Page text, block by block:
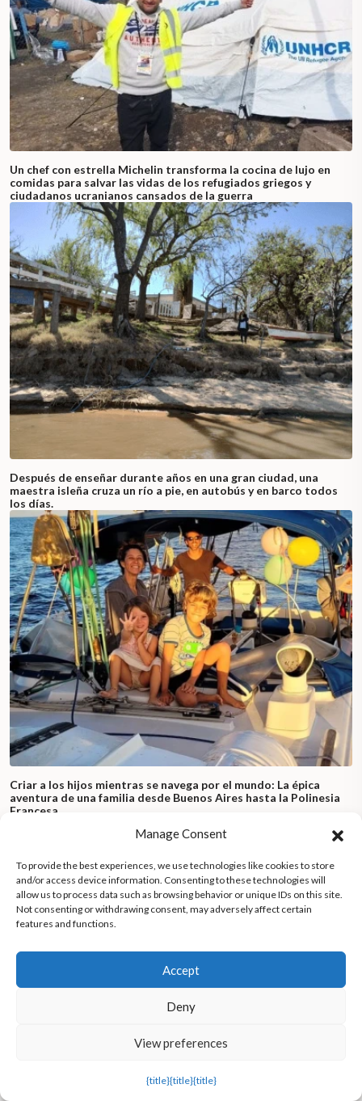
Un chef con estrella Michelin transforma la cocina de lujo en
comidas para salvar las vidas de los refugiados griegos y
ciudadanos ucranianos cansados de la guerra
Después de enseñar durante años en una gran ciudad, una
maestra isleña cruza un río a pie, en autobús y en barco todos
los días.
Criar a los hijos mientras se navega por el mundo: La épica
aventura de una familia desde Buenos Aires hasta la Polinesia
Francesa
Manage Consent
To provide the best experiences, we use technologies like cookies to store
and/or access device information. Consenting to these technologies will
allow us to process data such as browsing behavior or unique IDs on this site.
Not consenting or withdrawing consent, may adversely affect certain
features and functions.
Accept
Deny
View preferences
{title}{title}{title}